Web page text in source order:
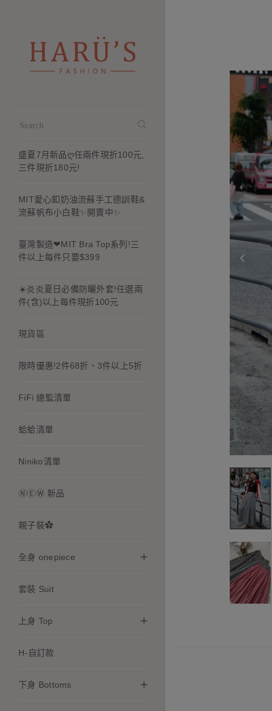
盛夏7月新品ღ任兩件現折100元,
三件現折180元!
MIT愛心釦奶油流蘇手工德訓鞋&
流蘇帆布小白鞋✨開賣中✨
臺灣製造❤MIT Bra Top系列!三
件以上每件只要$399
☀️炎炎夏日必備防曬外套!任選兩
件(含)以上每件現折100元
現貨區
限時優惠!2件68折、3件以上5折
FiFi 總監清單
蛤蛤清單
Niniko清單
ⓃⒺⓌ 新品
親子裝✿
全身 onepiece
套裝 Suit
上身 Top
H-自訂款
下身 Bottoms